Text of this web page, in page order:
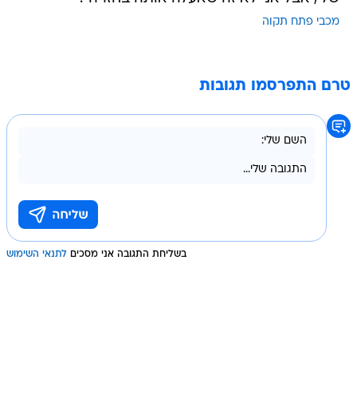
מכבי פתח תקוה
טרם התפרסמו תגובות
בשליחת התגובה אני מסכים לתנאי השימוש